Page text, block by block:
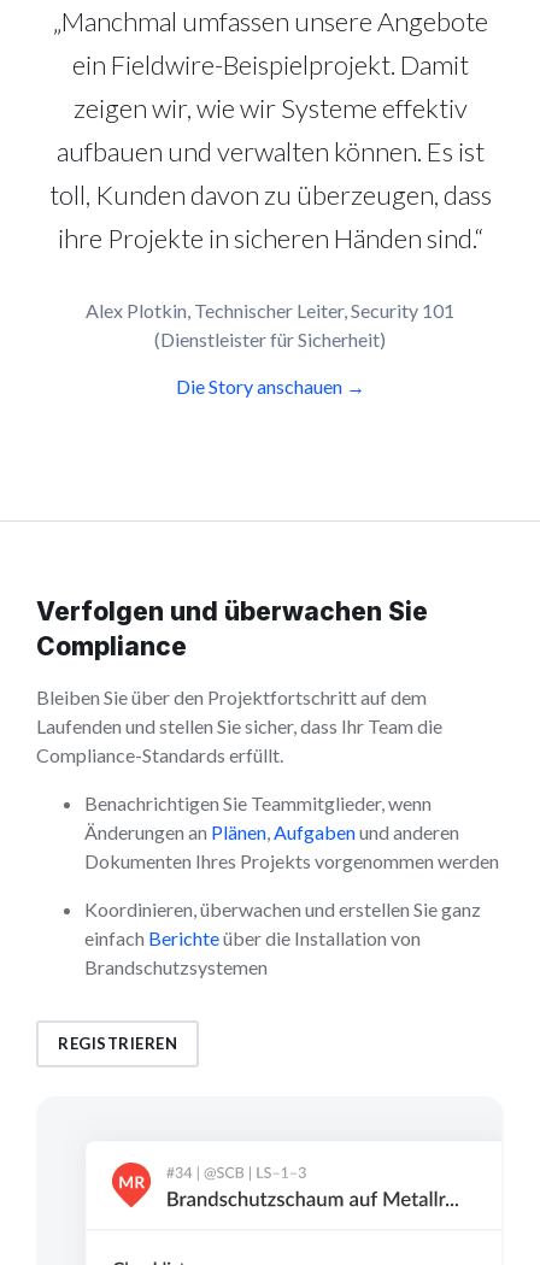
„Manchmal umfassen unsere Angebote
ein Fieldwire-Beispielprojekt. Damit
zeigen wir, wie wir Systeme effektiv
aufbauen und verwalten können. Es ist
toll, Kunden davon zu überzeugen, dass
ihre Projekte in sicheren Händen sind.“
Alex Plotkin, Technischer Leiter, Security 101
(Dienstleister für Sicherheit)
Die Story anschauen →
Verfolgen und überwachen Sie
Compliance
Bleiben Sie über den Projektfortschritt auf dem
Laufenden und stellen Sie sicher, dass Ihr Team die
Compliance-Standards erfüllt.
Benachrichtigen Sie Teammitglieder, wenn
Änderungen an Plänen,Aufgabenund anderen
Dokumenten Ihres Projekts vorgenommen werden
Koordinieren, überwachen und erstellen Sie ganz
einfach Berichteüber die Installation von
Brandschutzsystemen
REGISTRIEREN